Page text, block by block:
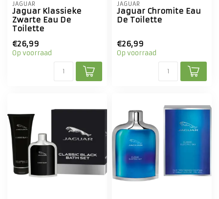
JAGUAR
Jaguar Klassieke
Zwarte Eau De
Toilette
€26,99
Op voorraad
JAGUAR
Jaguar Chromite Eau
De Toilette
€26,99
Op voorraad